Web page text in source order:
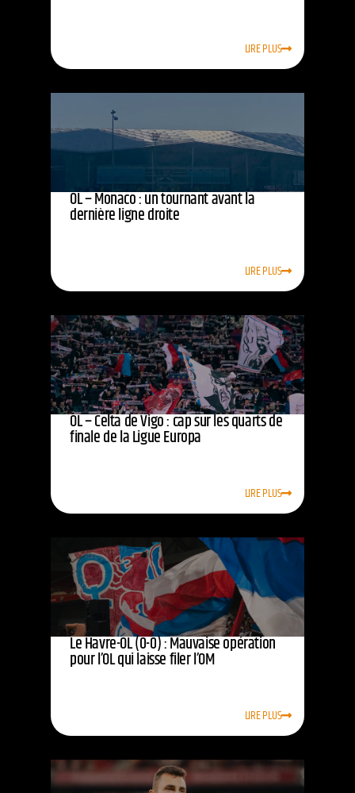
LIRE PLUS
OL – Monaco : un tournant avant la
dernière ligne droite
LIRE PLUS
OL – Celta de Vigo : cap sur les quarts de
finale de la Ligue Europa
LIRE PLUS
Le Havre-OL (0-0) : Mauvaise opération
pour l’OL qui laisse filer l’OM
LIRE PLUS